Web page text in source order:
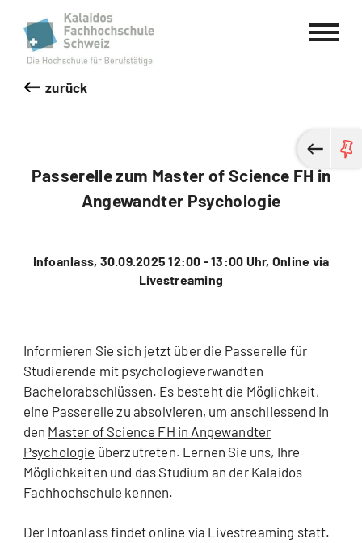
Kalaidos Fachhochschule Schweiz
zurück
Passerelle zum Master of Science FH in
Angewandter Psychologie
Infoanlass, 30.09.2025 12:00 - 13:00 Uhr, Online via
Livestreaming
Informieren Sie sich jetzt über die Passerelle für
Studierende mit psychologieverwandten
Bachelorabschlüssen. Es besteht die Möglichkeit,
eine Passerelle zu absolvieren, um anschliessend in
den Master of Science FH in Angewandter
Psychologie überzutreten. Lernen Sie uns, Ihre
Möglichkeiten und das Studium an der Kalaidos
Fachhochschule kennen.
Der Infoanlass findet online via Livestreaming statt.